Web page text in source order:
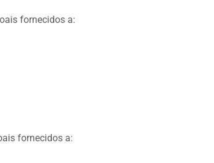
fornecidos a:
fornecidos a: